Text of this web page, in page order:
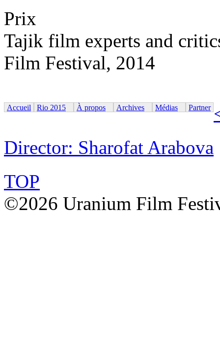
Prix
Tajik film experts and
Film Festival, 2014
Accueil Rio 2015 À propos Archives Médias Partner
Director: Sharofat Arabova
TOP
©2026 Uranium Film